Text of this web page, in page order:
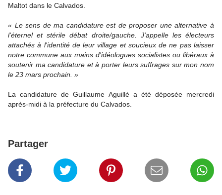
Maltot dans le Calvados.
« Le sens de ma candidature est de proposer une alternative à
l'éternel et stérile débat droite/gauche. J'appelle les électeurs
attachés à l'identité de leur village et soucieux de ne pas laisser
notre commune aux mains d'idéologues socialistes ou libéraux à
soutenir ma candidature et à porter leurs suffrages sur mon nom
le 23 mars prochain. »
La candidature de Guillaume Aguillé a été déposée mercredi
après-midi à la préfecture du Calvados.
Partager